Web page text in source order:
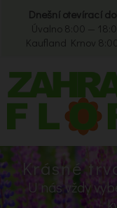
Dnešní otevírací
Úvalno 8:00 —
Kaufland Krnov
Krásné
U nás vždy